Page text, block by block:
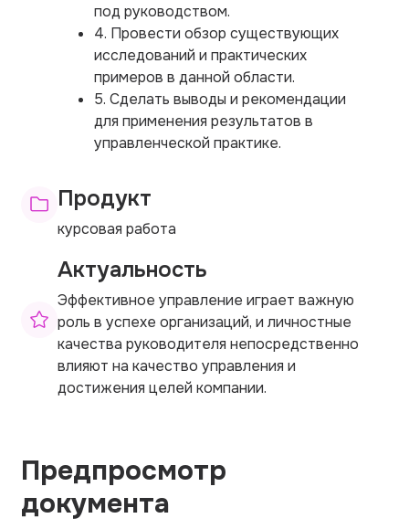
под руководством.
4. Провести обзор существующих
исследований и практических
примеров в данной области.
5. Сделать выводы и рекомендации
для применения результатов в
управленческой практике.
Продукт
курсовая работа
Актуальность
Эффективное управление играет важную
роль в успехе организаций, и личностные
качества руководителя непосредственно
влияют на качество управления и
достижения целей компании.
Предпросмотр
документа